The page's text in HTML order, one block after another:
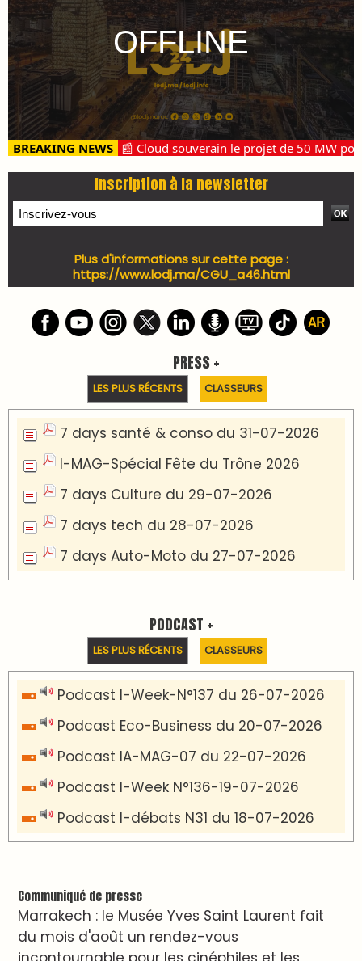
BREAKING NEWS📰 Cloud souverain le projet de 50 MW
Inscription à la newsletter
Plus d'informations sur cette page :
https://www.lodj.ma/CGU_a46.html
PRESS +
LES PLUS RÉCENTS CLASSEURS
7 days santé & conso du 31-07-2026
I-MAG-Spécial Fête du Trône 2026
7 days Culture du 29-07-2026
7 days tech du 28-07-2026
7 days Auto-Moto du 27-07-2026
PODCAST +
LES PLUS RÉCENTS CLASSEURS
Podcast I-Week-N°137 du 26-07-2026
Podcast Eco-Business du 20-07-2026
Podcast IA-MAG-07 du 22-07-2026
Podcast I-Week N°136-19-07-2026
Podcast I-débats N31 du 18-07-2026
Communiqué de presse
Marrakech : le Musée Yves Saint Laurent fait
du mois d'août un rendez-vous